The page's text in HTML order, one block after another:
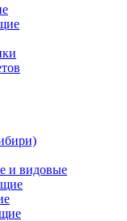
и видовые